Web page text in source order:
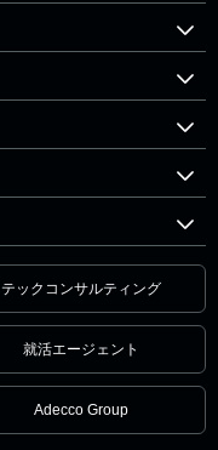
テックコンサルティング
就活エージェント
Adecco Group